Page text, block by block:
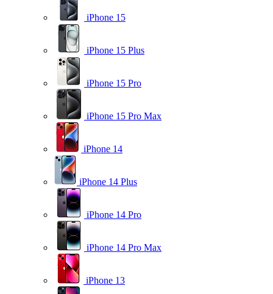
iPhone 15
iPhone 15 Plus
iPhone 15 Pro
iPhone 15 Pro Max
iPhone 14
iPhone 14 Plus
iPhone 14 Pro
iPhone 14 Pro Max
iPhone 13